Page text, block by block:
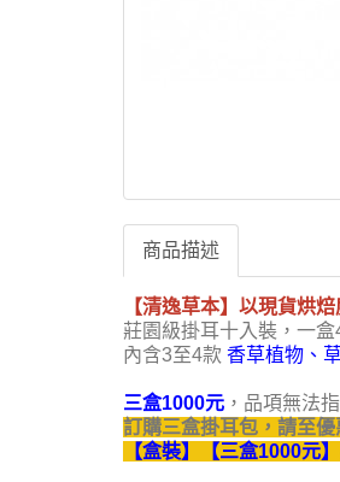
商品描述
【清逸草本】 以現貨烘焙
莊園級掛耳十入裝，一
內含3至4款 香草植物、
三盒1000元 ，品項無法
訂購三盒掛耳包，請至優
【盒裝】【三盒1000元